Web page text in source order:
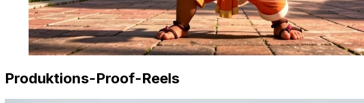
Produktions-Proof-Reels